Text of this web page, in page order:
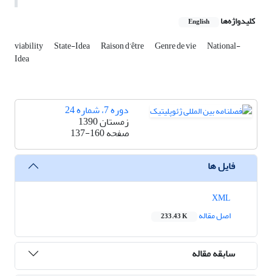
کلیدواژه‌ها English
viability State-Idea Raison d’être Genre de vie National-
Idea
دوره 7، شماره 24
زمستان 1390
صفحه137-160
فایل ها
اصل مقاله
233.43 K
سابقه مقاله